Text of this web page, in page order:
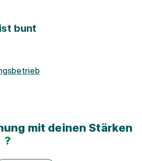
bunt
mit deinen Stärken
?